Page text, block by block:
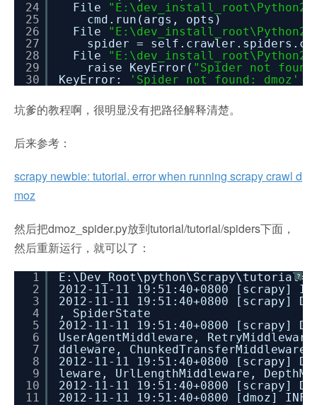
24
25
26
27
28
29
30
File
cmd.run(args, opts)
File
spider =
File
raise KeyError( "Spider not
KeyError:
'Spider not found: dmoz'
坑爹的教程啊，很明显没有把路径解释清楚。
后来参考：
scrapy newbie: tutorial. error when running scrapy crawl d
moz
然后把dmoz_spider.py放到tutorial/tutorial/spiders下面，
然后重新运行，就可以了：
?
1
2
3
4
5
6
7
8
9
10
11
2012-11-11 19:51:40+0800
2012-11-11 19:51:40+0800 [scrapy]
, SpiderState
2012-11-11 19:51:40+0800 [scrapy]
UserAgentMiddleware,
ddleware,
2012-11-11 19:51:40+0800 [scrapy]
leware, UrlLengthMiddleware,
2012-11-11 19:51:40+0800 [scrapy]
2012-11-11 19:51:40+0800 [dmoz]